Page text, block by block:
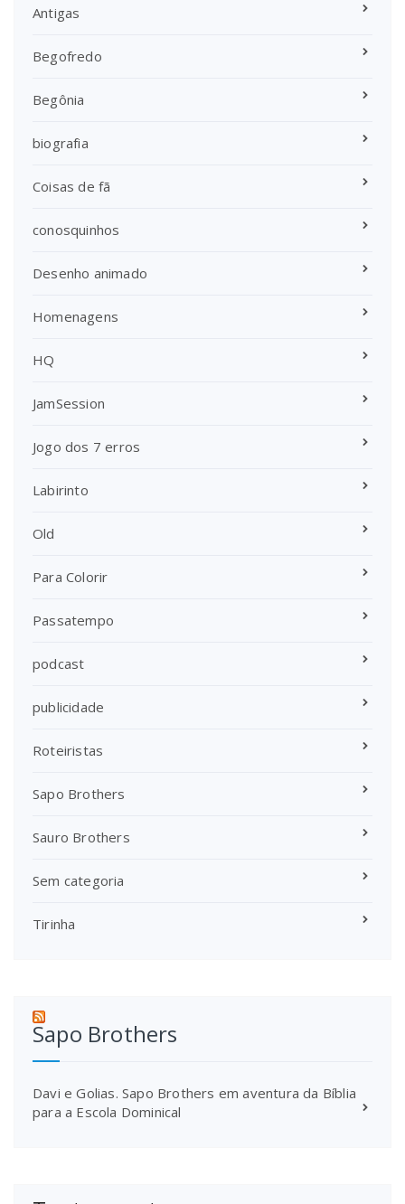
Antigas
Begofredo
Begônia
biografia
Coisas de fã
conosquinhos
Desenho animado
Homenagens
HQ
JamSession
Jogo dos 7 erros
Labirinto
Old
Para Colorir
Passatempo
podcast
publicidade
Roteiristas
Sapo Brothers
Sauro Brothers
Sem categoria
Tirinha
Sapo Brothers
Davi e Golias. Sapo Brothers em aventura da Bíblia
para a Escola Dominical